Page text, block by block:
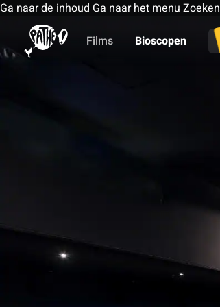
Ga naar de inhoud Ga naar het menu Zoeken
Films
Bioscopen